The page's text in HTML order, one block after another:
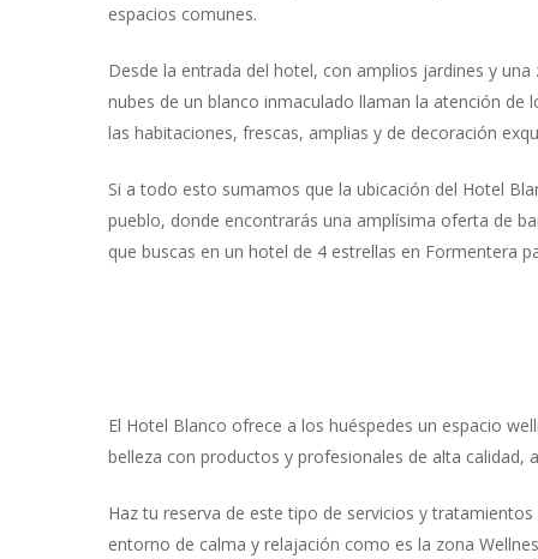
espacios comunes.
Desde la entrada del hotel, con amplios jardines y
nubes de un blanco inmaculado llaman la atención
las habitaciones, frescas, amplias y de decoración
Si a todo esto sumamos que la ubicación del Hotel
pueblo, donde encontrarás una amplísima oferta de
que buscas en un hotel de 4 estrellas en Formentera
El Hotel Blanco ofrece a los huéspedes un espacio
belleza con productos y profesionales de alta
Haz tu reserva de este tipo de servicios y
entorno de calma y relajación como es la zona